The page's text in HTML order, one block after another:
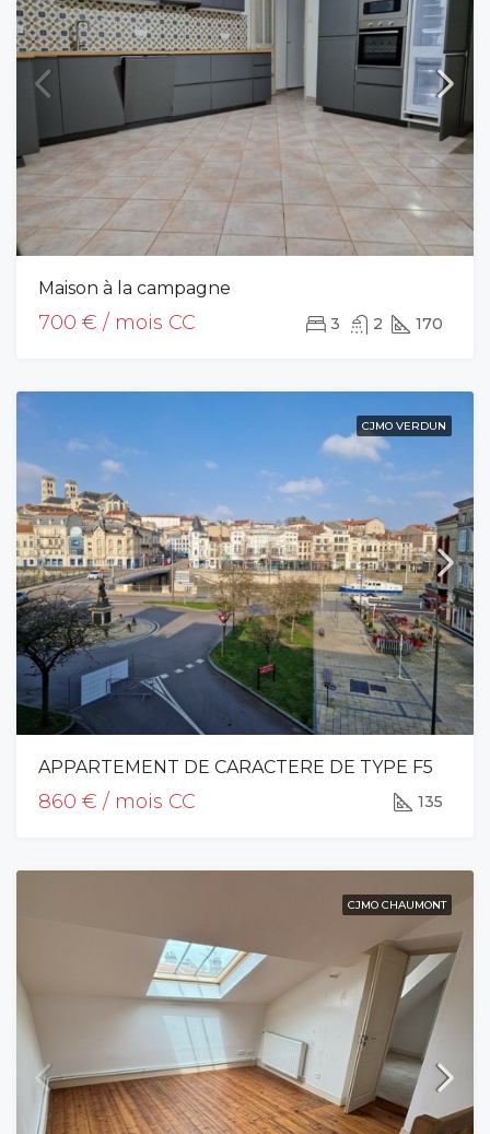
Maison à la campagne
700 € / mois CC 3 2 170
CJMO VERDUN
APPARTEMENT DE CARACTERE DE TYPE F5
860 € / mois CC 135
CJMO CHAUMONT